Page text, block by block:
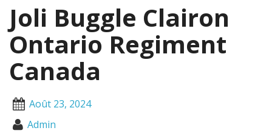
Joli Buggle Clairon
Ontario Regiment
Canada
Août 23, 2024
Admin